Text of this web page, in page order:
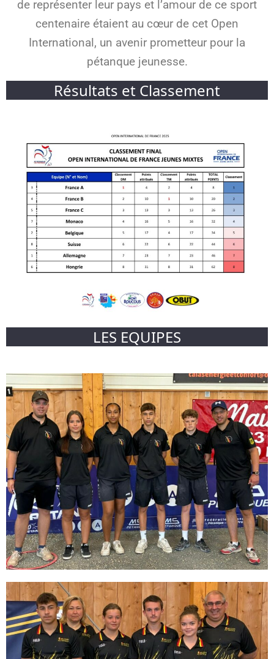
de représenter leur pays et l’amour de ce sport
centenaire étaient au cœur de cet Open
International, un avenir prometteur pour la
pétanque jeunesse.
Résultats et Classement
LES EQUIPES